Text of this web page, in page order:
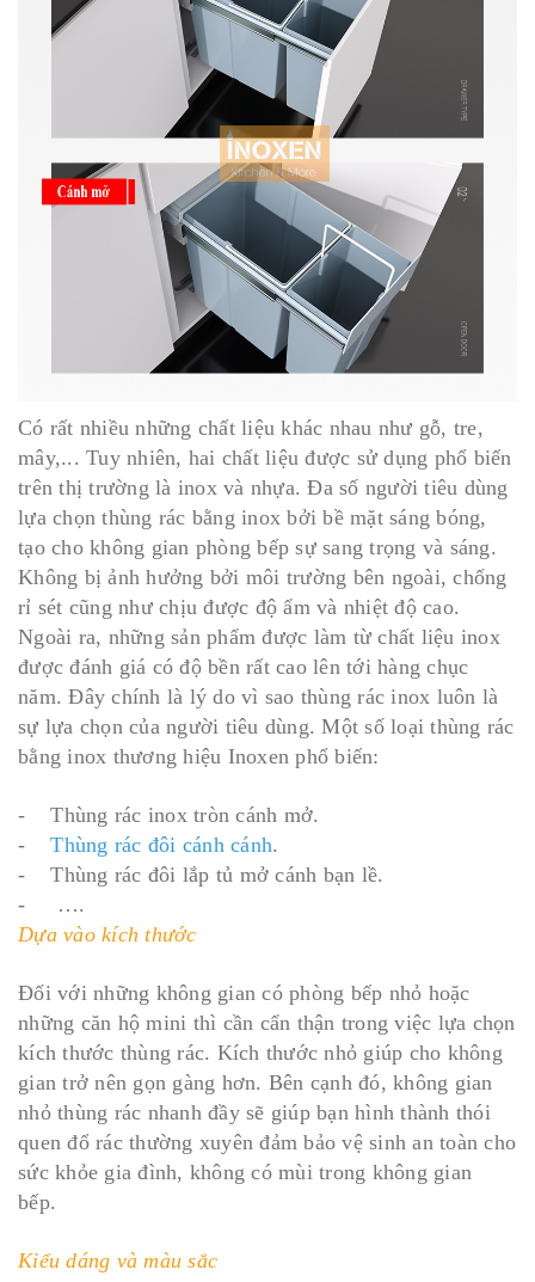
Có rất nhiều những chất liệu khác nhau như gỗ, tre,
mây,... Tuy nhiên, hai chất liệu được sử dụng phổ biến
trên thị trường là inox và nhựa. Đa số người tiêu dùng
lựa chọn thùng rác bằng inox bởi bề mặt sáng bóng,
tạo cho không gian phòng bếp sự sang trọng và sáng.
Không bị ảnh hưởng bởi môi trường bên ngoài, chống
rỉ sét cũng như chịu được độ ẩm và nhiệt độ cao.
Ngoài ra, những sản phẩm được làm từ chất liệu inox
được đánh giá có độ bền rất cao lên tới hàng chục
năm. Đây chính là lý do vì sao thùng rác inox luôn là
sự lựa chọn của người tiêu dùng. Một số loại thùng rác
bằng inox thương hiệu Inoxen phổ biến:
- Thùng rác inox tròn cánh mở.
-Thùng rác đôi cánh cánh.
- Thùng rác đôi lắp tủ mở cánh bạn lề.
- ….
Dựa vào kích thước
Đối với những không gian có phòng bếp nhỏ hoặc
những căn hộ mini thì cần cẩn thận trong việc lựa chọn
kích thước thùng rác. Kích thước nhỏ giúp cho không
gian trở nên gọn gàng hơn. Bên cạnh đó, không gian
nhỏ thùng rác nhanh đầy sẽ giúp bạn hình thành thói
quen đổ rác thường xuyên đảm bảo vệ sinh an toàn cho
sức khỏe gia đình, không có mùi trong không gian
bếp.
Kiểu dáng và màu sắc